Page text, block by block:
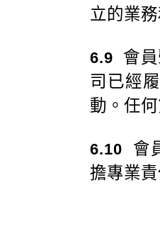
立的業
6.9 會
司已經
動。任
6.10 會
擔專業責